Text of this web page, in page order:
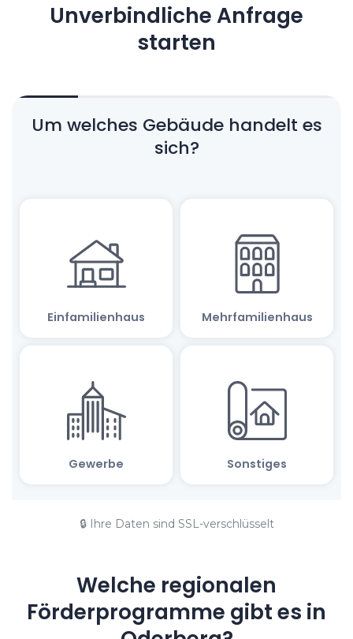
Unverbindliche Anfrage
starten
🔒 Ihre Daten sind SSL-verschlüsselt
Welche regionalen
Förderprogramme gibt es in